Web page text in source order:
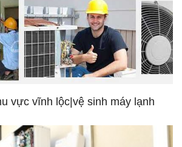
vực vĩnh lộc|vệ sinh máy lạnh